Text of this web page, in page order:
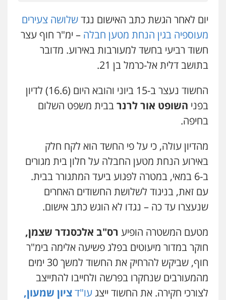
גיל דביר – משרד עורכי דין
0506217771
פלילי בטחוני צבאי נזיקין
0547780927
מעצרים
וחקירות
0542255161
גל דהן – משרד עורך דין פלילי
פלילי פשיעה חמורה סמים מעצרים
וחקירות
עו"ד ראוף נג'אר
סמים רכוש
0548009246
יום לאחר הגשת כתב האישום נגדשלושה צעירים
מעוספיה בגין הנחת מטען חבלה – ימ"ר חוף עצר
חשוד רביעי בחשד למעורבות באירוע. מדובר
בתושב דלית אל-כרמל בן 21.
החשוד נעצר ב-15 ביוני והובא היום (16.6) לדיון
בפני השופט אור לרנרבבית משפט השלום
בחיפה.
מהדיון עולה, כי על פי החשד הוא לקח חלק
באירוע הנחת מטען החבלה על חלון בית מגורים
ב-6 במאי, במטרה לפגוע ביעד המתגורר בבית.
עם זאת, בניגוד לשלושת החשודים האחרים
שנעצרו עד כה – נגדו לא הוגש כתב אישום.
מטעם המשטרה הופיע רס"ב אלכסנדר שצמן,
חוקר במדור מיעוטים בפלג פשיעה אלימה בימ"ר
חוף, שביקש להרחיק את החשוד למשך 30 ימים
מהמעורבים שנחקרו בפרשה ולחייבו להתייצב
לצורכי חקירה. את החשוד ייצגעו"דציון שמעון,